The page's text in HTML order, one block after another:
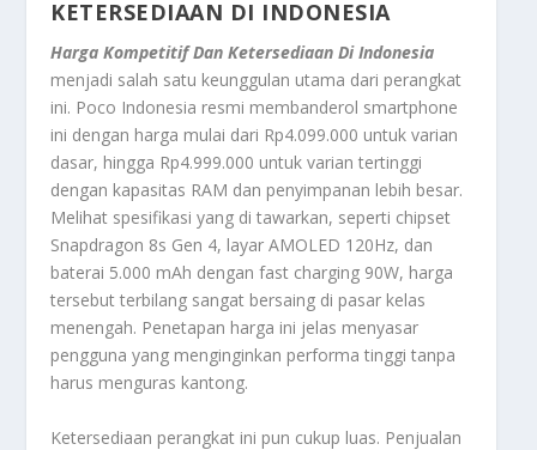
KETERSEDIAAN DI INDONESIA
Harga Kompetitif Dan Ketersediaan Di Indonesia
menjadi salah satu keunggulan utama dari perangkat
ini. Poco Indonesia resmi membanderol smartphone
ini dengan harga mulai dari Rp4.099.000 untuk varian
dasar, hingga Rp4.999.000 untuk varian tertinggi
dengan kapasitas RAM dan penyimpanan lebih besar.
Melihat spesifikasi yang di tawarkan, seperti chipset
Snapdragon 8s Gen 4, layar AMOLED 120Hz, dan
baterai 5.000 mAh dengan fast charging 90W, harga
tersebut terbilang sangat bersaing di pasar kelas
menengah. Penetapan harga ini jelas menyasar
pengguna yang menginginkan performa tinggi tanpa
harus menguras kantong.
Ketersediaan perangkat ini pun cukup luas. Penjualan